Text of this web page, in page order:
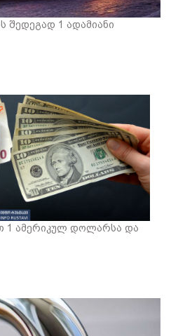
შედეგად 1 ადამიანი
1 ამერიკულ დოლარსა და